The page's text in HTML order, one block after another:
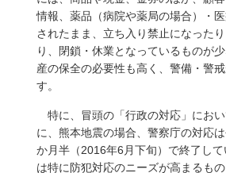
情報、薬品（病院や薬局の場合）・
されたまま、立ち入り禁止になった
り、閉鎖・休業となっているものが
産の保全の必要性も高く、警備・警
す。
特に、冒頭の「行政の対応」にお
に、熊本地震の場合、警察庁の対応
か月半（2016年6月下旬）で終了し
は特に防犯対応のニーズが高まるもの